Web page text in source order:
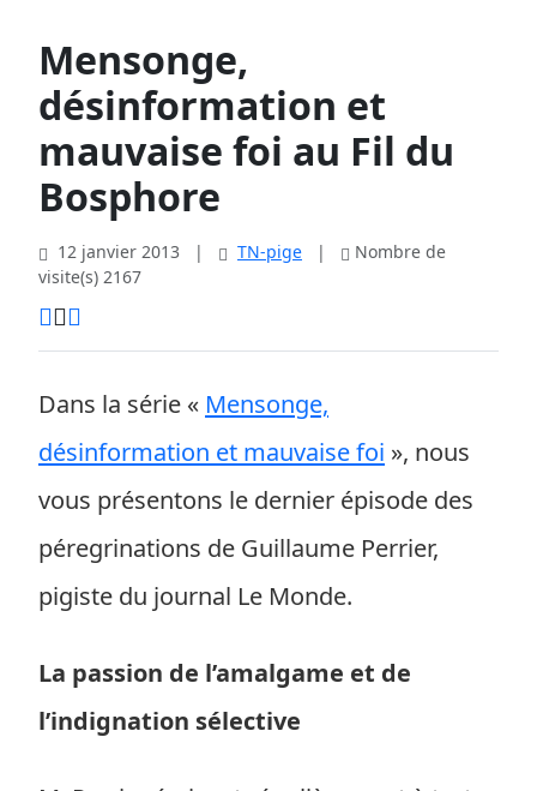
Mensonge,
désinformation et
mauvaise foi au Fil du
Bosphore
12 janvier 2013 | TN-pige |
Nombre de
visite(s) 2167
Dans la série « Mensonge,
désinformation et mauvaise foi », nous
vous présentons le dernier épisode des
péregrinations de Guillaume Perrier,
pigiste du journal Le Monde.
La passion de l’amalgame et de
l’indignation sélective